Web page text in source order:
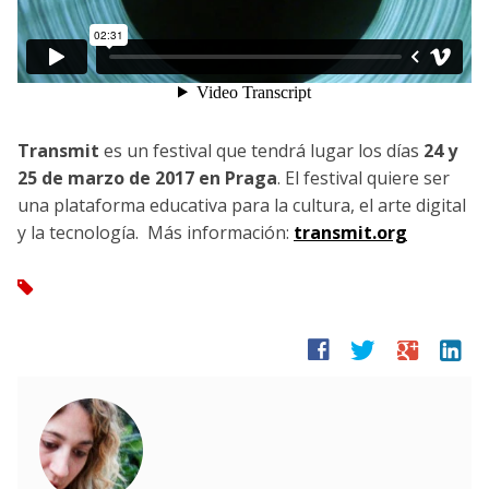
Transmit es un festival que tendrá lugar los días 24 y
25 de marzo de 2017 en Praga. El festival quiere ser
una plataforma educativa para la cultura, el arte digital
y la tecnología. Más información: transmit.org
tag
facebook twitter google linkedin